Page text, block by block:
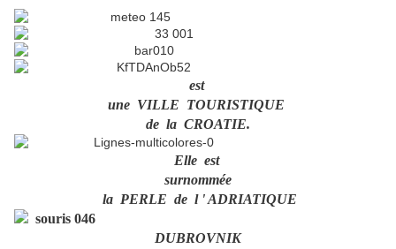
est
une VILLE TOURISTIQUE
de la CROATIE.
Elle est
surnommée
la PERLE de l ' ADRIATIQUE
DUBROVNIK